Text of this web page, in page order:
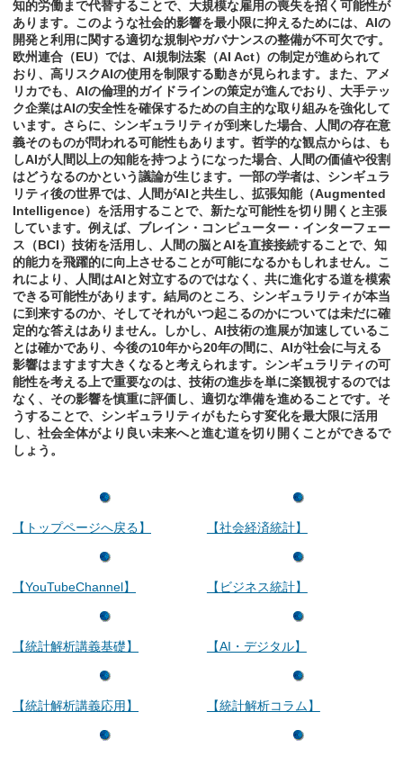
知的労働まで代替することで、大規模な雇用の喪失を招く可能性が
あります。このような社会的影響を最小限に抑えるためには、AIの
開発と利用に関する適切な規制やガバナンスの整備が不可欠です。
欧州連合（EU）では、AI規制法案（AI Act）の制定が進められて
おり、高リスクAIの使用を制限する動きが見られます。また、アメ
リカでも、AIの倫理的ガイドラインの策定が進んでおり、大手テッ
ク企業はAIの安全性を確保するための自主的な取り組みを強化して
います。さらに、シンギュラリティが到来した場合、人間の存在意
義そのものが問われる可能性もあります。哲学的な観点からは、も
しAIが人間以上の知能を持つようになった場合、人間の価値や役割
はどうなるのかという議論が生じます。一部の学者は、シンギュラ
リティ後の世界では、人間がAIと共生し、拡張知能（Augmented
Intelligence）を活用することで、新たな可能性を切り開くと主張
しています。例えば、ブレイン・コンピューター・インターフェー
ス（BCI）技術を活用し、人間の脳とAIを直接接続することで、知
的能力を飛躍的に向上させることが可能になるかもしれません。こ
れにより、人間はAIと対立するのではなく、共に進化する道を模索
できる可能性があります。結局のところ、シンギュラリティが本当
に到来するのか、そしてそれがいつ起こるのかについては未だに確
定的な答えはありません。しかし、AI技術の進展が加速しているこ
とは確かであり、今後の10年から20年の間に、AIが社会に与える
影響はますます大きくなると考えられます。シンギュラリティの可
能性を考える上で重要なのは、技術の進歩を単に楽観視するのでは
なく、その影響を慎重に評価し、適切な準備を進めることです。そ
うすることで、シンギュラリティがもたらす変化を最大限に活用
し、社会全体がより良い未来へと進む道を切り開くことができるで
しょう。
【トップページへ戻る】
【YouTubeChannel】
【統計解析講義基礎】
【統計解析講義応用】
【社会経済統計】
【ビジネス統計】
【AI・デジタル】
【統計解析コラム】